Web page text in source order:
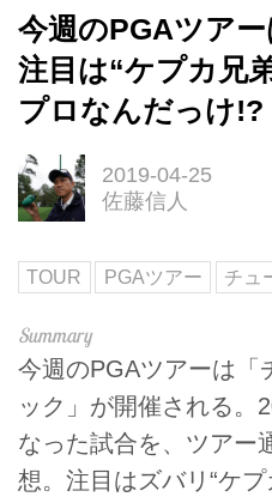
今週のPGAツアー
注目は“ケプカ兄
プロなんだっけ!?
2019-04-25
佐藤信人
TOUR PGAツアー チュ
今週のPGAツアーは「
ック」が開催される。
なった試合を、ツアー
想。注目はズバリ“ケプ